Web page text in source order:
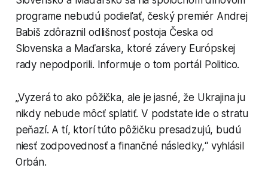
programe nebudú podieľať, český premiér Andrej
Babiš zdôraznil odlišnosť postoja Česka od
Slovenska a Maďarska, ktoré závery Európskej
rady nepodporili. Informuje o tom portál Politico.
„Vyzerá to ako pôžička, ale je jasné, že Ukrajina ju
nikdy nebude môcť splatiť. V podstate ide o stratu
peňazí. A tí, ktorí túto pôžičku presadzujú, budú
niesť zodpovednosť a finančné následky,“ vyhlásil
Orbán.